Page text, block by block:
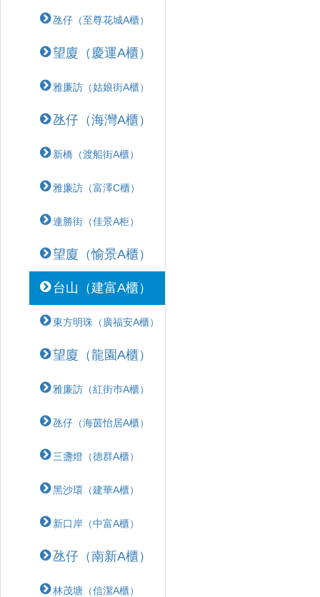
氹仔（至尊花城A櫃）
望廈（慶運A櫃）
雅廉訪（姑娘街A櫃）
氹仔（海灣A櫃）
新橋（渡船街A櫃）
雅廉訪（富澤C櫃）
連勝街（佳景A柜）
望廈（愉景A櫃）
台山（建富A櫃）
東方明珠（廣福安A櫃）
望廈（龍園A櫃）
雅廉訪（紅街巿A櫃）
氹仔（海茵怡居A櫃）
三盞燈（德群A櫃）
黑沙環（建華A櫃）
新口岸（中富A櫃）
氹仔（南新A櫃）
林茂塘（信潔A櫃）